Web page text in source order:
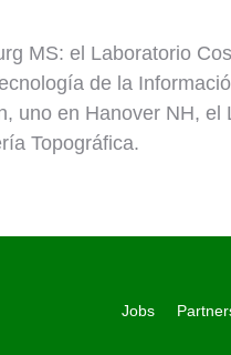
MS: el Laboratorio
de la
uno en Hanover NH,
Topográfica.
Jobs